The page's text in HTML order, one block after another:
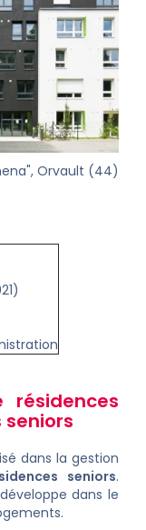
Orvault (44)
résidences
seniors
dans la gestion
seniors.
dans le